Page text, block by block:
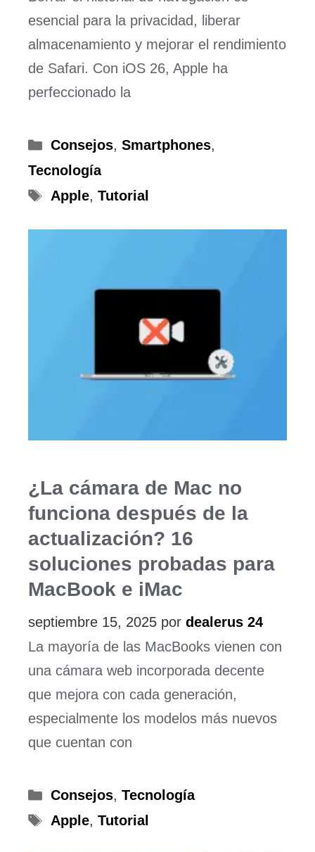
esencial para la privacidad, liberar
almacenamiento y mejorar el rendimiento
de Safari. Con iOS 26, Apple ha
perfeccionado la
Categorías
Consejos, Smartphones,
Tecnología
Etiquetas
Apple, Tutorial
¿La cámara de Mac no
funciona después de la
actualización? 16
soluciones probadas para
MacBook e iMac
septiembre 15, 2025 por dealerus 24
La mayoría de las MacBooks vienen con
una cámara web incorporada decente
que mejora con cada generación,
especialmente los modelos más nuevos
que cuentan con
Categorías
Consejos, Tecnología
Etiquetas
Apple, Tutorial